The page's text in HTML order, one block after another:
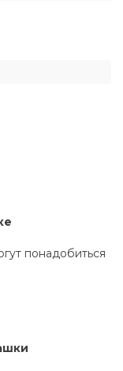
понадобиться